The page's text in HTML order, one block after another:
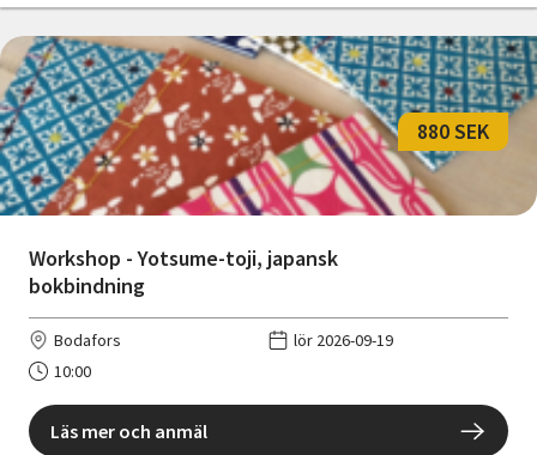
Workshop - Yotsume-toji, japansk
bokbindning
880 SEK
Bodafors
lör 2026-09-19
10:00
Läs mer och anmäl